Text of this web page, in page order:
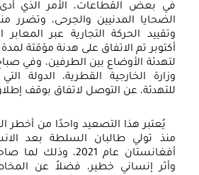
في بعض القطاعات، الأمر الذي
الضحايا المدنيين والجرحى، وتضرر
وزارة الخارجية القطرية، الدولة
للتهدئة، عن التوصل لاتفاق بوقف
يُعتبر هذا التصعيد واحدًا من أخطر
منذ تولي طالبان السلطة بعد
أفغانستان عام 2021،
وأثر إنساني خطير، فضلاً عن